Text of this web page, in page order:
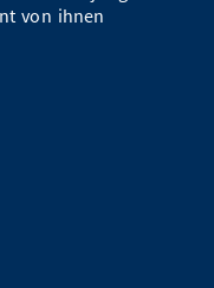
von ihnen